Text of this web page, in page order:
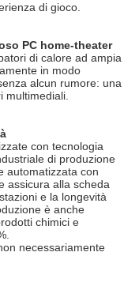
di gioco.
PC home-theater
di calore ad ampia
in modo
alcun rumore: una
multimediali.
con tecnologia
di produzione
automatizzata con
assicura alla scheda
e la longevità
è anche
chimici e
necessariamente